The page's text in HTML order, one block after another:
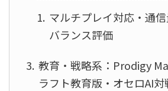
マルチプレイ対応・通
バランス評価
教育・戦略系：Prodigy
ラフト教育版・オセロAI対